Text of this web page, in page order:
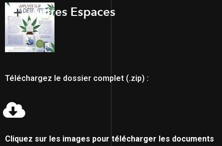
Autres Espaces
Téléchargez le dossier complet (.zip) :
Cliquez sur les images pour télécharger les documents